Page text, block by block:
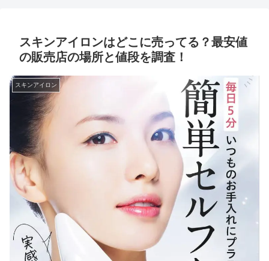
スキンアイロンはどこに売ってる？最安値
の販売店の場所と値段を調査！
スキンアイロン